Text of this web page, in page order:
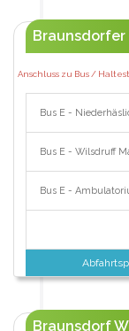
Braunsdorfer
Anschluss zu Bus /
Bus E -
Bus E - Wilsdruff
Bus E -
Braunsdorf